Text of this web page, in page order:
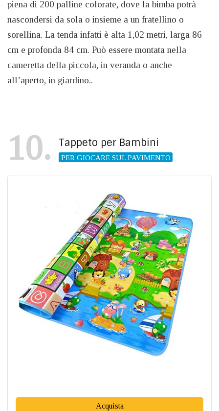
piena di 200 palline colorate, dove la bimba potrà
nascondersi da sola o insieme a un fratellino o
sorellina. La tenda infatti è alta 1,02 metri, larga 86
cm e profonda 84 cm. Può essere montata nella
cameretta della piccola, in veranda o anche
all’aperto, in giardino..
10 Tappeto per Bambini
PER GIOCARE SUL PAVIMENTO
Acquista